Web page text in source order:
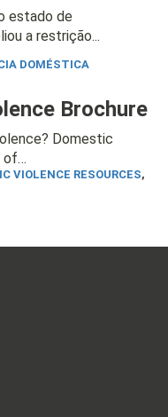
estado de
a restrição...
DOMÉSTICA
Brochure
Domestic
of…
VIOLENCE RESOURCES,